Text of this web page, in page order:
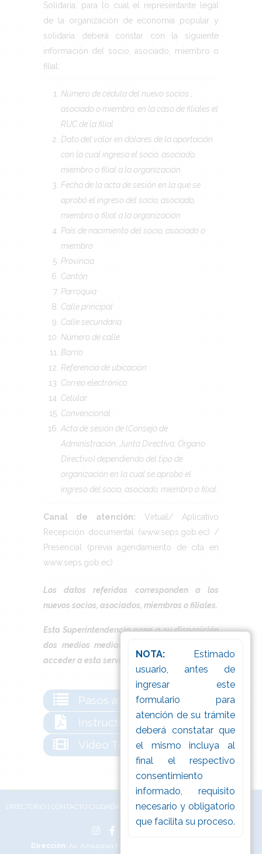
Solidaria, para lo cual el representante legal
de la organización de economía popular y
solidaria deberá constar con la siguiente
información del socio, asociado, miembro o
filial:
Número de cédula del nuevo socios ,
asociado o miembro, en la caso de filiales el
RUC de la filial
Dato del valor en dólares de la aportación
con la cual ingresa el socio, asociado,
miembro o filial a la organización
Fecha de la acta de sesión en la que se
aprobó el ingreso del socio, asociado,
miembro o filial a la organización
País de nacimiento del socio, asociado o
miembro
Provincia
Cantón
Parroquia
Calle principal
Calle secundaria
Número de calle
Barrio
Referencia de ubicación
Correo electrónico
Celular
Convencional
Acta de sesión de (Consejo de
Administración, Junta Directiva, Órgano
Directivo) dependiendo del tipo de
organización en la cual se aprobó el
ingreso del socio, asociado, miembro o filial.
Canal de atención: Virtual/ Aplicativo
Recepción documental (www.seps.gob.ec) /
Presencial (previa agendamiento de cita en
www.seps.gob.ec)
Los datos referidos corresponden a los
nuevos socios, asociados, miembros o filiales.
Esta Superintendencia pone a su disposición
dos medios mediante los cuales se puede
acceder a esta servicio:
Pasos a seguir
Instructivo
Video Tutorial
DIRECTORIO CONTACTO CIUDADANO WEBMAIL|INTRANET
Dirección: Av. Amazonas N32-87 y La Granja | Quito – Ecuador
NOTA: Estimado
usuario, antes de
ingresar este
formulario para
atención de su trámite
deberá constatar que
el mismo incluya al
final el respectivo
consentimiento
informado, requisito
necesario y obligatorio
que facilita su proceso.